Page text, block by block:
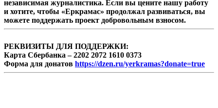
независимая журналистика. Если вы цените нашу работу
и хотите, чтобы «Еркрамас» продолжал развиваться, вы
можете поддержать проект добровольным взносом.
РЕКВИЗИТЫ ДЛЯ ПОДДЕРЖКИ:
Карта Сбербанка – 2202 2072 1610 0373
Форма для донатов https://dzen.ru/yerkramas?donate=true